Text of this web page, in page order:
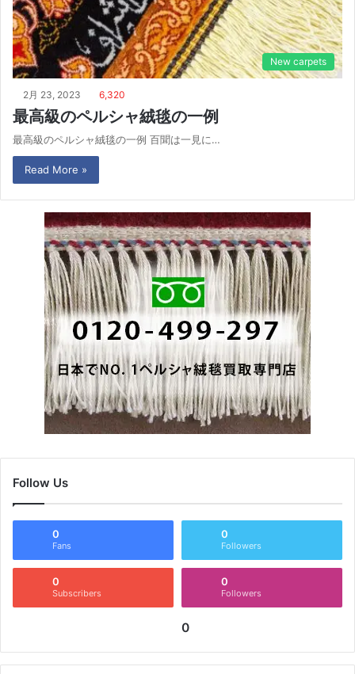
New carpets
2月 23, 2023 6,320
最高級のペルシャ絨毯の一例
最高級のペルシャ絨毯の一例 百聞は一見に…
Read More »
Follow Us
0
Fans
0
Followers
0
Subscribers
0
Followers
0